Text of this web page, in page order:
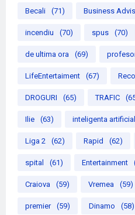
Becali (71) Business
incendiu (70) spus (70)
de ultima ora (69)
LifeEntertaiment (67)
DROGURI (65) TRAFIC
Ilie (63) inteligenta
Liga 2 (62) Rapid (62)
spital (61) Entertainment
Craiova (59) Vremea (59)
premier (59) Dinamo (58)